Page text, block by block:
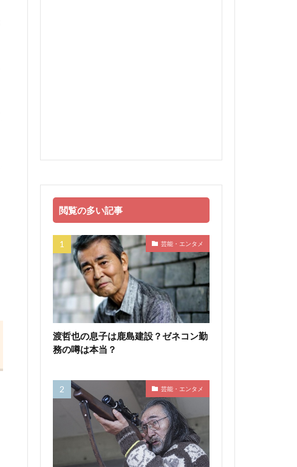
閲覧の多い記事
芸能・エンタメ
渡哲也の息子は鹿島建設？ゼネコン勤
務の噂は本当？
芸能・エンタメ